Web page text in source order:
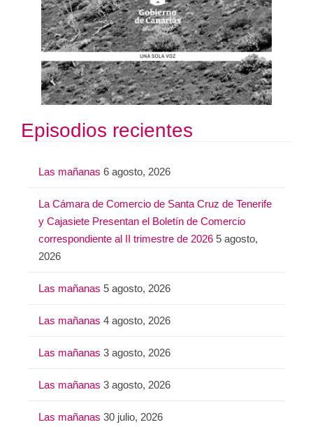
Episodios recientes
Las mañanas 6 agosto, 2026
La Cámara de Comercio de Santa Cruz de Tenerife
y Cajasiete Presentan el Boletín de Comercio
correspondiente al II trimestre de 2026 5 agosto,
2026
Las mañanas 5 agosto, 2026
Las mañanas 4 agosto, 2026
Las mañanas 3 agosto, 2026
Las mañanas 3 agosto, 2026
Las mañanas 30 julio, 2026